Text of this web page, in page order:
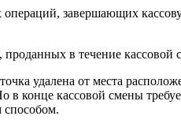
операций, завершающих
проданных в течение
точка удалена от места
конце кассовой смены